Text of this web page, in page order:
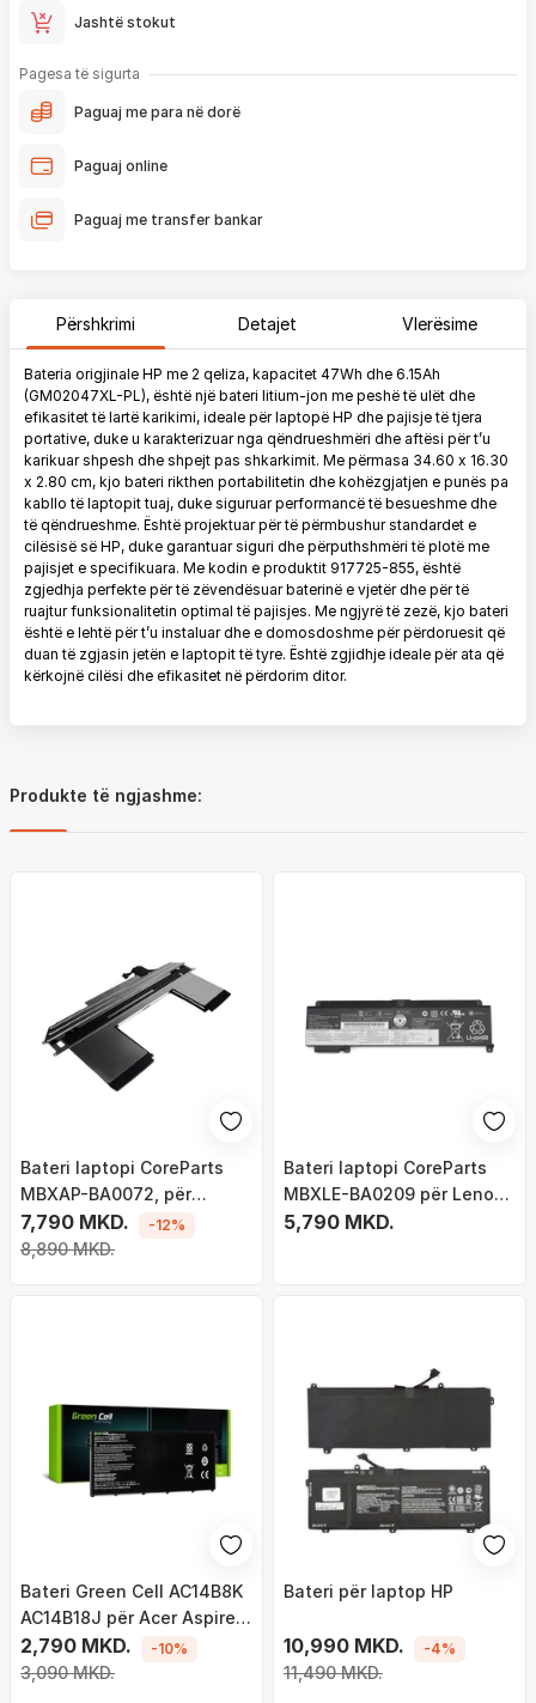
Jashtë stokut
Pagesa të sigurta
Paguaj me para në dorë
Paguaj online
Paguaj me transfer bankar
Përshkrimi Detajet Vlerësime
Bateria origjinale HP me 2 qeliza, kapacitet 47Wh dhe 6.15Ah
(GM02047XL-PL), është një bateri litium-jon me peshë të ulët dhe
efikasitet të lartë karikimi, ideale për laptopë HP dhe pajisje të tjera
portative, duke u karakterizuar nga qëndrueshmëri dhe aftësi për t’u
karikuar shpesh dhe shpejt pas shkarkimit. Me përmasa 34.60 x 16.30
x 2.80 cm, kjo bateri rikthen portabilitetin dhe kohëzgjatjen e punës pa
kabllo të laptopit tuaj, duke siguruar performancë të besueshme dhe
të qëndrueshme. Është projektuar për të përmbushur standardet e
cilësisë së HP, duke garantuar siguri dhe përputhshmëri të plotë me
pajisjet e specifikuara. Me kodin e produktit 917725-855, është
zgjedhja perfekte për të zëvendësuar baterinë e vjetër dhe për të
ruajtur funksionalitetin optimal të pajisjes. Me ngjyrë të zezë, kjo bateri
është e lehtë për t’u instaluar dhe e domosdoshme për përdoruesit që
duan të zgjasin jetën e laptopit të tyre. Është zgjidhje ideale për ata që
kërkojnë cilësi dhe efikasitet në përdorim ditor.
Produkte të ngjashme:
Bateri laptopi CoreParts
MBXAP-BA0072, për
MacBook Air 13" A1932, e
zezë
7,790 MKD.
8,890 MKD.
-12%
Bateri laptopi CoreParts
MBXLE-BA0209 për Lenovo
ThinkPad T460s T470s, Li
5,790 MKD.
Bateri Green Cell AC14B8K
AC14B18J për Acer Aspire E
11 ES1-111M ES1-131 E 15
ES1-512 Chromebook 11
2,790 MKD.
3,090 MKD.
-10%
Bateri për laptop HP
10,990 MKD.
11,490 MKD.
-4%